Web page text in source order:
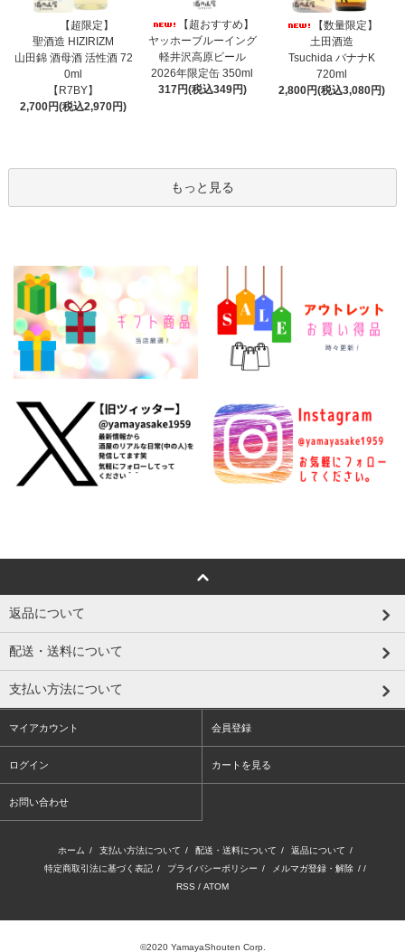
【超限定】
聖酒造 HIZIRIZM
山田錦 酒母酒 活性酒 72
0ml
【R7BY】
2,700円(税込2,970円)
【超おすすめ】
ヤッホーブルーイング
軽井沢高原ビール
2026年限定缶 350ml
317円(税込349円)
【数量限定】
土田酒造
Tsuchida バナナK
720ml
2,800円(税込3,080円)
もっと見る
返品について
配送・送料について
支払い方法について
マイアカウント 会員登録
ログイン カートを見る
お問い合わせ
ホーム / 支払い方法について / 配送・送料について / 返品について /
特定商取引法に基づく表記 / プライバシーポリシー / メルマガ登録・解除 / /
RSS / ATOM
©2020 YamayaShouten Corp.